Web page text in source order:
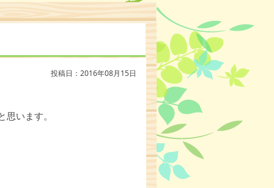
投稿日：2016年08月15日
います。